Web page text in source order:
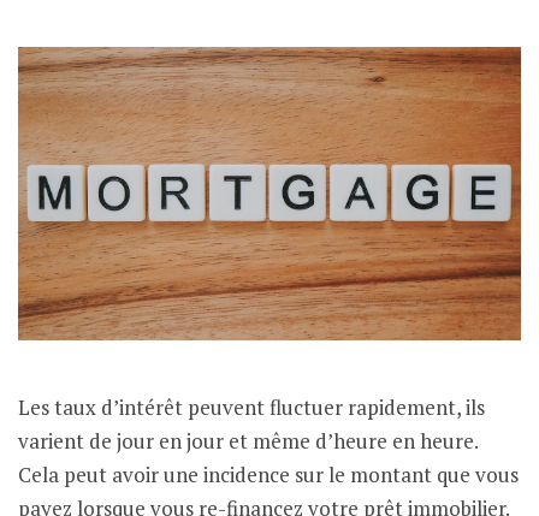
Les taux d’intérêt peuvent fluctuer rapidement, ils
varient de jour en jour et même d’heure en heure.
Cela peut avoir une incidence sur le montant que vous
payez lorsque vous re-financez votre prêt immobilier.